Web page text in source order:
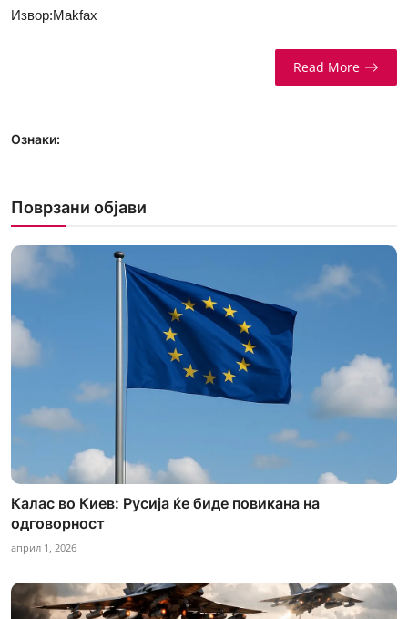
Извор:Makfax
Read More
Ознаки:
Поврзани објави
Калас во Киев: Русија ќе биде повикана на
одговорност
април 1, 2026